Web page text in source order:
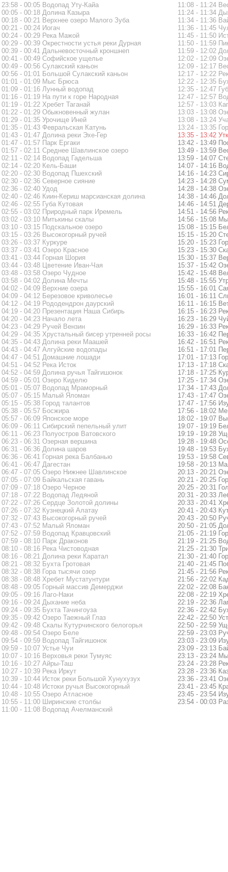
23:58 - 00:05 Водопад Уту-Кайа
00:05 - 00:18 Долина Казыра
00:18 - 00:21 Верхнее озеро Малого Зуба
00:21 - 00:24 Иогач
00:24 - 00:29 Река Мажой
00:29 - 00:39 Окрестности устья реки Дурная
00:39 - 00:41 Дальневосточный кроншнеп
00:41 - 00:49 Софийское ущелье
00:49 - 00:56 Сулакский каньон
00:56 - 01:01 Большой Сулакский каньон
01:01 - 01:09 Мыс Брюса
01:09 - 01:16 Лунный водопад
01:16 - 01:19 На пути к горе Народная
01:19 - 01:22 Хребет Таганай
01:22 - 01:29 Обыкновенный жулан
01:29 - 01:35 Урочище Иней
01:35 - 01:43 Февральская Катунь
01:43 - 01:47 Долина реки Эхе-Гер
01:47 - 01:57 Парк Ергаки
01:57 - 02:11 Среднее Шавлинское озеро
02:11 - 02:14 Водопад Гадельша
02:14 - 02:20 Кель-Баши
02:20 - 02:30 Водопад Пшехский
02:30 - 02:36 Северное сияние
02:36 - 02:40 Удод
02:40 - 02:46 Киин-Кериш марсианская долина
02:46 - 02:55 Губа Кутовая
02:55 - 03:02 Природный парк Иремель
03:02 - 03:10 Митькины скалы
03:10 - 03:15 Подскальное озеро
03:15 - 03:26 Высокогорный ручей
03:26 - 03:37 Куркуре
03:37 - 03:41 Озеро Красное
03:41 - 03:44 Горная Шория
03:44 - 03:48 Цветение Иван-Чая
03:48 - 03:58 Озеро Чудное
03:58 - 04:02 Долина Мечты
04:02 - 04:09 Верхние озера
04:09 - 04:12 Березовое криволесье
04:12 - 04:19 Рододендрон даурский
04:19 - 04:20 Презентация Наша Сибирь
04:20 - 04:23 Начало лета
04:23 - 04:29 Ручей Вензин
04:29 - 04:35 Хрустальный бисер утренней росы
04:35 - 04:43 Долина реки Маашей
04:43 - 04:47 Алгуйские водопады
04:47 - 04:51 Домашние лошади
04:51 - 04:52 Река Исток
04:52 - 04:59 Долина ручья Тайгишонок
04:59 - 05:01 Озеро Киделю
05:01 - 05:07 Водопад Мраморный
05:07 - 05:15 Малый Яломан
05:15 - 05:38 Город талантов
05:38 - 05:57 Босжира
05:57 - 06:09 Японское море
06:09 - 06:11 Сибирский пепельный улит
06:11 - 06:23 Полуостров Ватовского
06:23 - 06:31 Озерная вершина
06:31 - 06:36 Долина шаров
06:36 - 06:41 Горная река Балбанью
06:41 - 06:47 Дагестан
06:47 - 07:05 Озеро Нижнее Шавлинское
07:05 - 07:09 Байкальская гавань
07:09 - 07:18 Озеро Черное
07:18 - 07:22 Водопад Ледяной
07:22 - 07:26 Сердце Золотой долины
07:26 - 07:32 Кузнецкий Алатау
07:32 - 07:43 Высокогорный ручей
07:43 - 07:52 Малый Яломан
07:52 - 07:59 Водопад Кравцовский
07:59 - 08:10 Парк Драконов
08:10 - 08:16 Река Чистоводная
08:16 - 08:21 Долина реки Каратал
08:21 - 08:32 Бухта Гротовая
08:32 - 08:38 Гора тысячи озер
08:38 - 08:48 Хребет Мустатунтури
08:48 - 09:05 Горный массив Демерджи
09:05 - 09:16 Лаго-Наки
09:16 - 09:24 Дыхание неба
09:24 - 09:35 Бухта Тачингоуза
09:35 - 09:42 Озеро Таежный Глаз
09:42 - 09:48 Скалы Кутурчинского белогорья
09:48 - 09:54 Озеро Беле
09:54 - 09:59 Водопад Тайгишонок
09:59 - 10:07 Устье Чуи
10:07 - 10:16 Верховья реки Тумуяс
10:16 - 10:27 Айры-Таш
10:27 - 10:39 Река Иркут
10:39 - 10:44 Исток реки Большой Хунухузух
10:44 - 10:48 Истоки ручья Высокогорный
10:48 - 10:55 Озеро Атласное
10:55 - 11:00 Ширинские столбы
11:00 - 11:08 Водопад Ачелманский
11:08 - 11:24
11:24 - 11:34
11:34 - 11:36
11:36 - 11:45
11:45 - 11:50
11:50 - 11:59
11:59 - 12:02
12:02 - 12:09
12:09 - 12:17
12:17 - 12:22
12:22 - 12:35
12:35 - 12:47
12:47 - 12:57
12:57 - 13:03
13:03 - 13:08
13:08 - 13:24
13:24 - 13:35
13:35 - 13:42
13:42 - 13:49
13:49 - 13:59
13:59 - 14:07
14:07 - 14:16
14:16 - 14:23
14:23 - 14:28
14:28 - 14:38
14:38 - 14:46
14:46 - 14:51
14:51 - 14:56
14:56 - 15:08
15:08 - 15:15
15:15 - 15:20
15:20 - 15:23
15:23 - 15:30
15:30 - 15:37
15:37 - 15:42
15:42 - 15:48
15:48 - 15:55
15:55 - 16:01
16:01 - 16:11
16:11 - 16:15
16:15 - 16:23
16:23 - 16:29
16:29 - 16:33
16:33 - 16:42
16:42 - 16:51
16:51 - 17:01
17:01 - 17:13
17:13 - 17:18
17:18 - 17:25
17:25 - 17:34
17:34 - 17:43
17:43 - 17:47
17:47 - 17:56
17:56 - 18:02
18:02 - 19:07
19:07 - 19:19
19:19 - 19:28
19:28 - 19:48
19:48 - 19:53
19:53 - 19:58
19:58 - 20:13
20:13 - 20:21
20:21 - 20:25
20:25 - 20:31
20:31 - 20:33
20:33 - 20:41
20:41 - 20:43
20:43 - 20:50
20:50 - 21:05
21:05 - 21:19
21:19 - 21:25
21:25 - 21:30
21:30 - 21:40
21:40 - 21:45
21:45 - 21:56
21:56 - 22:02
22:02 - 22:08
22:08 - 22:19
22:19 - 22:36
22:36 - 22:42
22:42 - 22:50
22:50 - 22:59
22:59 - 23:03
23:03 - 23:09
23:09 - 23:13
23:13 - 23:24
23:24 - 23:28
23:28 - 23:36
23:36 - 23:41
23:41 - 23:45
23:45 - 23:54
23:54 - 00:03